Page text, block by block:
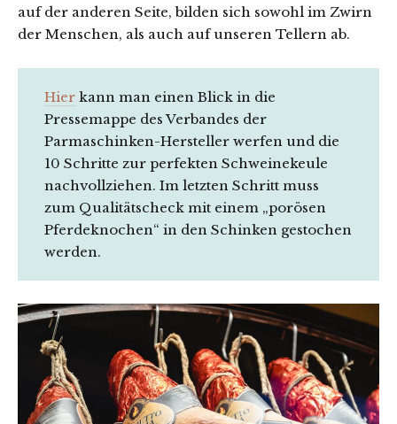
auf der anderen Seite, bilden sich sowohl im Zwirn
der Menschen, als auch auf unseren Tellern ab.
Hier kann man einen Blick in die
Pressemappe des Verbandes der
Parmaschinken-Hersteller werfen und die
10 Schritte zur perfekten Schweinekeule
nachvollziehen. Im letzten Schritt muss
zum Qualitätscheck mit einem „porösen
Pferdeknochen“ in den Schinken gestochen
werden.